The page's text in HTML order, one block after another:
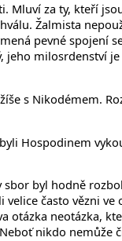
za ty, kteří
Žalmista
pevné spojení
milosrdenství
s Nikodémem.
Hospodinem
byl hodně
často vězni ve
neotázka,
nikdo